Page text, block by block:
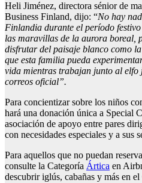
Heli Jiménez, directora sénior de
Business Finland, dijo: “No hay
Finlandia durante el período
las maravillas de la aurora boreal,
disfrutar del paisaje blanco como
que esta familia pueda
vida mientras trabajan junto al elfo
correos oficial”.
Para concientizar sobre los niños
hará una donación única a Special
asociación de apoyo entre pares
con necesidades especiales y a sus
Para aquellos que no puedan
consulte la Categoría Ártica en
descubrir iglús, cabañas y más en